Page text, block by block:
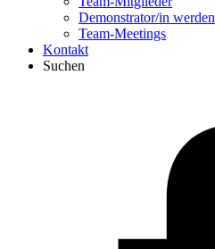
Demonstrator/in werden
Team-Meetings
Kontakt
Suchen